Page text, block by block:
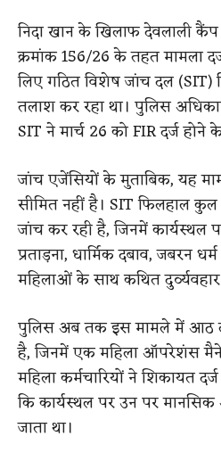
निदा खान के खिलाफ देवलाली
क्रमांक 156/26 के तहत मामला
लिए गठित विशेष जांच दल
तलाश कर रहा था। पुलिस
SIT ने मार्च 26 को FIR दर्ज
जांच एजेंसियों के मुताबिक, यह
सीमित नहीं है। SIT फिलहाल
जांच कर रही है, जिनमें कार्यस्थल
प्रताड़ना, धार्मिक दबाव, जबरन
महिलाओं के साथ कथित
पुलिस अब तक इस मामले में आठ
है, जिनमें एक महिला ऑपरेशंस
महिला कर्मचारियों ने शिकायत
कि कार्यस्थल पर उन पर मानसिक
जाता था।